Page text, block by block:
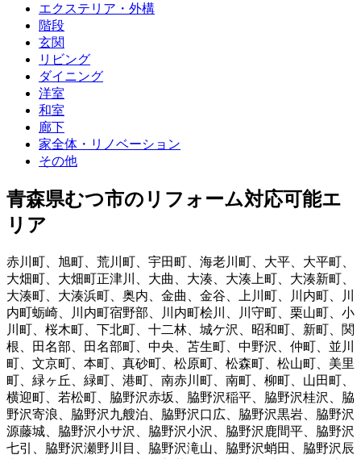
エクステリア・外構
階段
玄関
リビング
ダイニング
洋室
和室
廊下
家全体・リノベーション
その他
青森県むつ市のリフォーム対応可能エ
リア
赤川町 旭町 荒川町 宇田町 海老川町 大平 大平町
大畑町
大畑町正津川 大曲 大湊 大湊上町 大湊新町
大湊町
大湊浜町 奥内 金曲 金谷 上川町 川内町
川
内町蛎崎
川内町宿野部 川内町桧川 川守町 栗山町
小
川町
桜木町 下北町 十二林 城ケ沢 昭和町 新町
関
根
田名部 田名部町 中央 苫生町 中野沢 仲町
並川
町
文京町 本町 真砂町 松原町 松森町 松山町
美里
町
緑ヶ丘 緑町 港町 南赤川町 南町 柳町 山田町
横迎町
若松町 脇野沢赤坂 脇野沢稲平 脇野沢桂沢
脇
野沢寄浪
脇野沢九艘泊 脇野沢口広 脇野沢黒岩
脇野沢
源藤城
脇野沢小サ沢 脇野沢小沢 脇野沢鹿間平
脇野沢
七引
脇野沢瀬野川目 脇野沢滝山 脇野沢蛸田
脇野沢辰